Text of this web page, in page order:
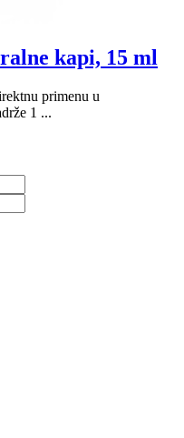
kapi, 15 ml
primenu u
1 ...